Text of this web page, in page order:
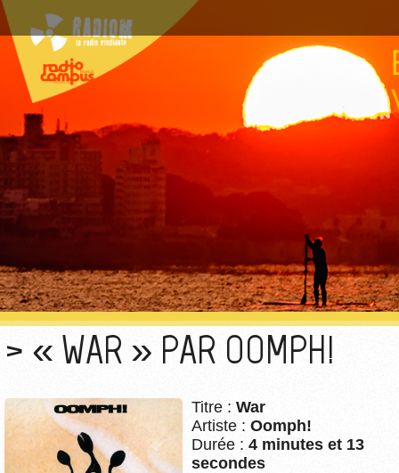
« WAR » PAR OOMPH!
Titre : War
Artiste : Oomph!
Durée : 4 minutes et 13
secondes